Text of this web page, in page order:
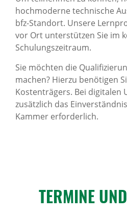
hochmoderne technische
bfz-Standort. Unsere
vor Ort unterstützen Sie im
Schulungszeitraum.
Sie möchten die
machen? Hierzu benötigen
Kostenträgers. Bei digitalen
zusätzlich das
Kammer erforderlich.
TERMINE